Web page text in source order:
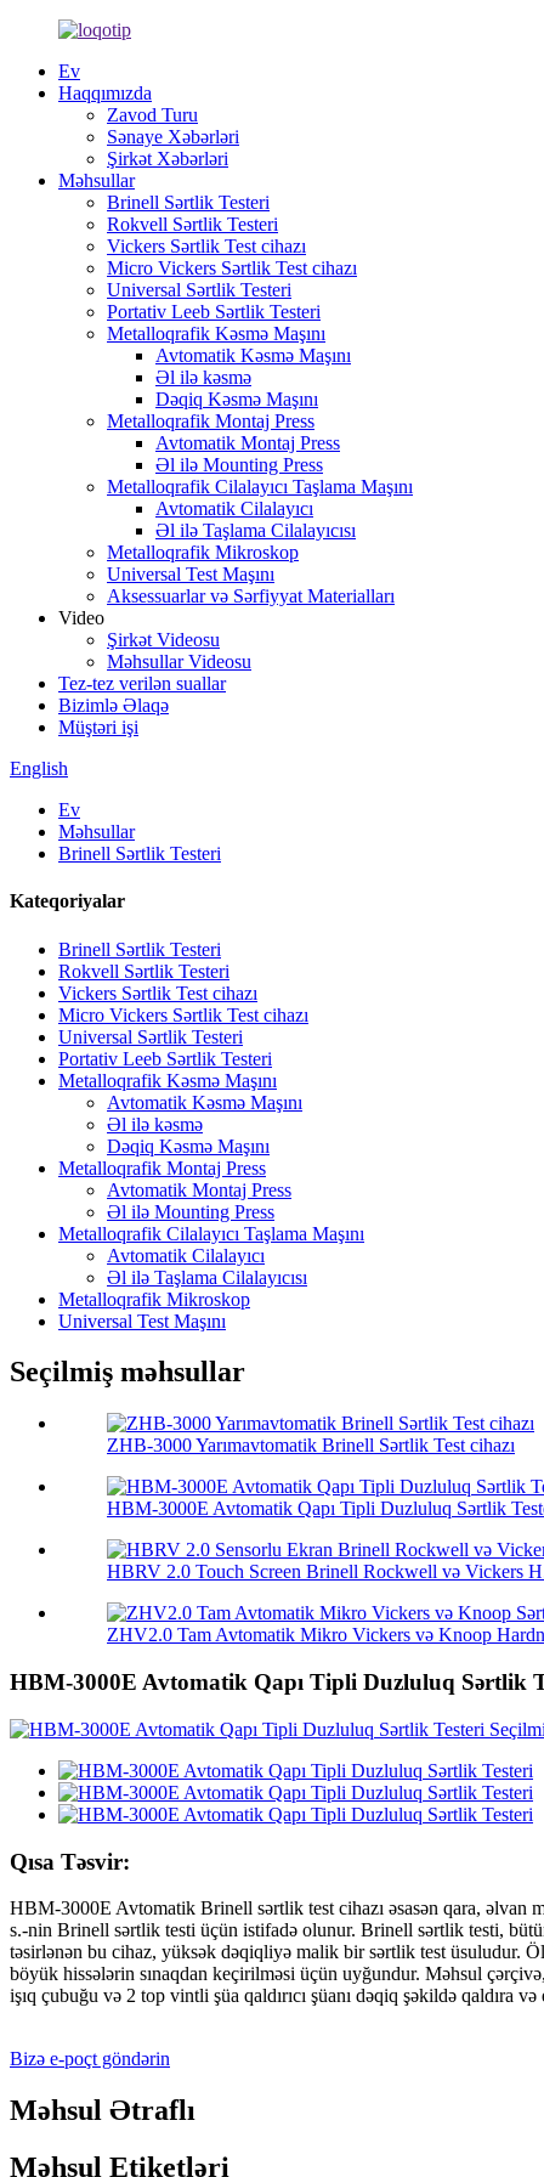
Ev
Haqqımızda
Zavod Turu
Sənaye Xəbərləri
Şirkət Xəbərləri
Məhsullar
Brinell Sərtlik Testeri
Rokvell Sərtlik Testeri
Vickers Sərtlik Test cihazı
Micro Vickers Sərtlik Test cihazı
Universal Sərtlik Testeri
Portativ Leeb Sərtlik Testeri
Metalloqrafik Kəsmə Maşını
Avtomatik Kəsmə Maşını
Əl ilə kəsmə
Dəqiq Kəsmə Maşını
Metalloqrafik Montaj Press
Avtomatik Montaj Press
Əl ilə Mounting Press
Metalloqrafik Cilalayıcı Taşlama Maşını
Avtomatik Cilalayıcı
Əl ilə Taşlama Cilalayıcısı
Metalloqrafik Mikroskop
Universal Test Maşını
Aksessuarlar və Sərfiyyat Materialları
Video
Şirkət Videosu
Məhsullar Videosu
Tez-tez verilən suallar
Bizimlə Əlaqə
Müştəri işi
English
Ev
Məhsullar
Brinell Sərtlik Testeri
Kateqoriyalar
Brinell Sərtlik Testeri
Rokvell Sərtlik Testeri
Vickers Sərtlik Test cihazı
Micro Vickers Sərtlik Test cihazı
Universal Sərtlik Testeri
Portativ Leeb Sərtlik Testeri
Metalloqrafik Kəsmə Maşını
Avtomatik Kəsmə Maşını
Əl ilə kəsmə
Dəqiq Kəsmə Maşını
Metalloqrafik Montaj Press
Avtomatik Montaj Press
Əl ilə Mounting Press
Metalloqrafik Cilalayıcı Taşlama Maşını
Avtomatik Cilalayıcı
Əl ilə Taşlama Cilalayıcısı
Metalloqrafik Mikroskop
Universal Test Maşını
Seçilmiş məhsullar
ZHB-3000 Yarımavtomatik Brinell Sərtlik Test cihazı
HBM-3000E Avtomatik Qapı Tipli Duzluluq Sərtlik
HBRV 2.0 Touch Screen Brinell Rockwell və Vickers
ZHV2.0 Tam Avtomatik Mikro Vickers və Knoop
HBM-3000E Avtomatik Qapı Tipli Duzluluq Sərtlik
Qısa Təsvir:
HBM-3000E Avtomatik Brinell sərtlik test cihazı əsasən qara, əlvan
s.-nin Brinell sərtlik testi üçün istifadə olunur. Brinell sərtlik testi,
təsirlənən bu cihaz, yüksək dəqiqliyə malik bir sərtlik test üsuludur.
böyük hissələrin sınaqdan keçirilməsi üçün uyğundur. Məhsul
işıq çubuğu və 2 top vintli şüa qaldırıcı şüanı dəqiq şəkildə qaldıra
Bizə e-poçt göndərin
Məhsul Ətraflı
Məhsul Etiketləri